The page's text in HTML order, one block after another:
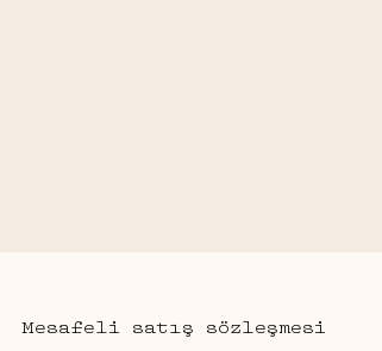
Mesafeli satış sözleşmesi